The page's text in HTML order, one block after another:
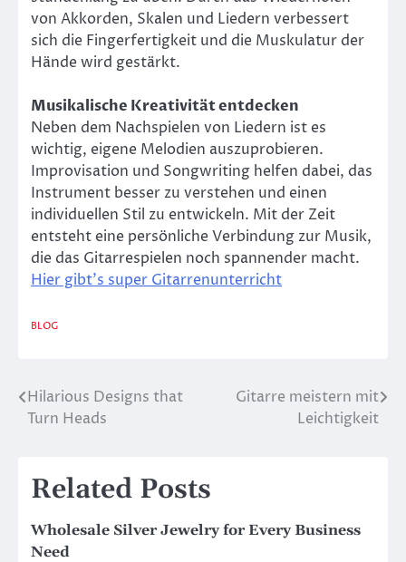
von Akkorden, Skalen und Liedern verbessert
sich die Fingerfertigkeit und die Muskulatur der
Hände wird gestärkt.
Musikalische Kreativität entdecken
Neben dem Nachspielen von Liedern ist es
wichtig, eigene Melodien auszuprobieren.
Improvisation und Songwriting helfen dabei, das
Instrument besser zu verstehen und einen
individuellen Stil zu entwickeln. Mit der Zeit
entsteht eine persönliche Verbindung zur Musik,
die das Gitarrespielen noch spannender macht.
Hier gibt’s super Gitarrenunterricht
BLOG
Post
Hilarious Designs that
Turn Heads
Gitarre meistern mit
Leichtigkeit
Related Posts
Wholesale Silver Jewelry for Every Business
Need